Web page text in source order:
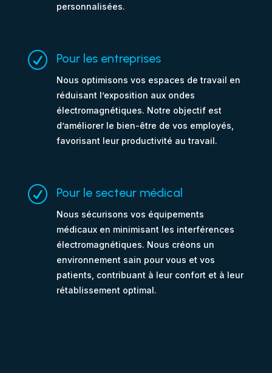
personnalisées.
R Pour les entreprises
Nous optimisons vos espaces de travail en
réduisant l’exposition aux ondes
électromagnétiques. Notre objectif est
d’améliorer le bien-être de vos employés,
favorisant leur productivité au travail.
R Pour le secteur médical
Nous sécurisons vos équipements
médicaux en minimisant les interférences
électromagnétiques. Nous créons un
environnement sain pour vous et vos
patients, contribuant à leur confort et à leur
rétablissement optimal.